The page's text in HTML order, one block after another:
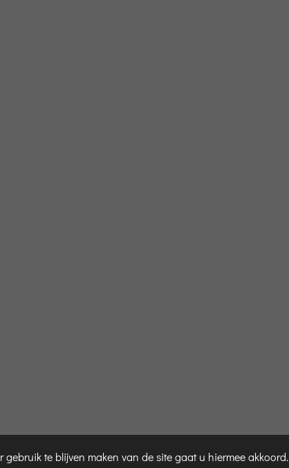
te blijven maken van de site gaat u hiermee akkoord.